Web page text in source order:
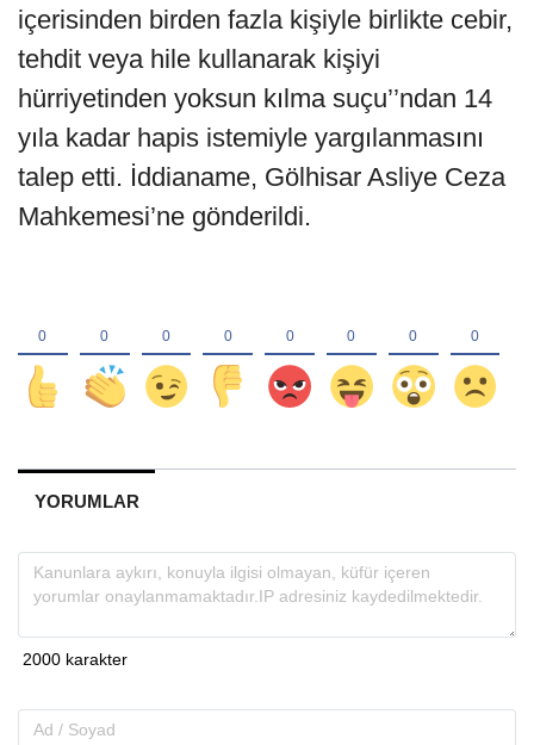
içerisinden birden fazla kişiyle birlikte cebir,
tehdit veya hile kullanarak kişiyi
hürriyetinden yoksun kılma suçu’’ndan 14
yıla kadar hapis istemiyle yargılanmasını
talep etti. İddianame, Gölhisar Asliye Ceza
Mahkemesi’ne gönderildi.
YORUMLAR